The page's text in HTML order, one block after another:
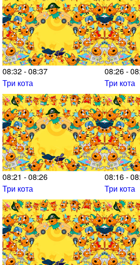
08:32 - 08:37
Три кота
08:26 -
Три кота
08:21 - 08:26
Три кота
08:16 -
Три кота